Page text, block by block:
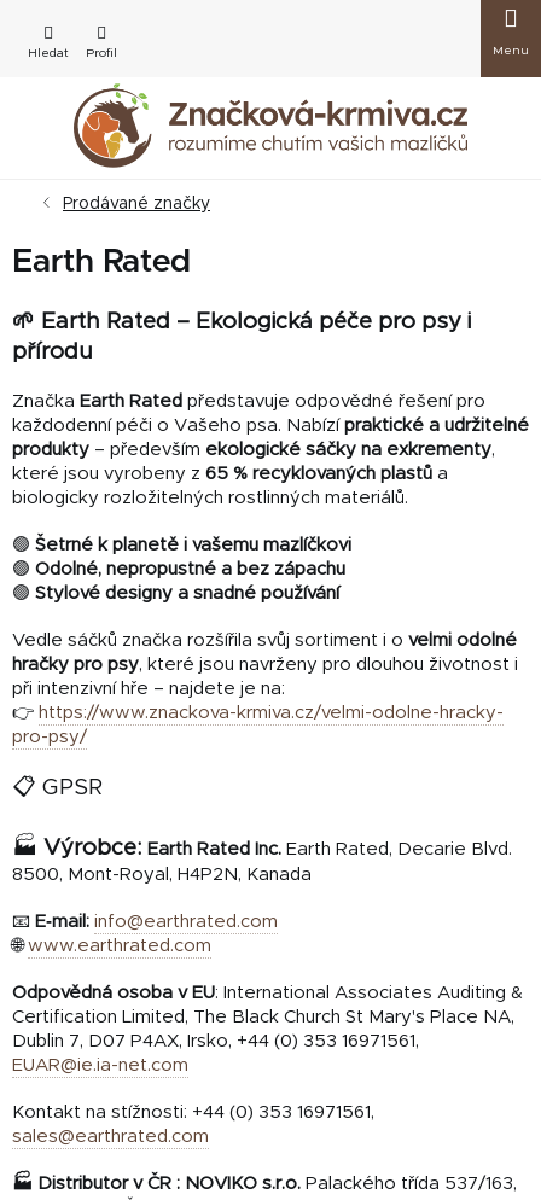
obsah
košík
Prodávané značky
Earth Rated
🌱 Earth Rated – Ekologická péče pro psy i
přírodu
Značka Earth Rated představuje odpovědné řešení pro
každodenní péči o Vašeho psa. Nabízí praktické a udržitelné
produkty – především ekologické sáčky na exkrementy,
které jsou vyrobeny z 65 % recyklovaných plastů a
biologicky rozložitelných rostlinných materiálů.
🟢 Šetrné k planetě i vašemu mazlíčkovi
🟢 Odolné, nepropustné a bez zápachu
🟢 Stylové designy a snadné používání
Vedle sáčků značka rozšířila svůj sortiment i o velmi odolné
hračky pro psy, které jsou navrženy pro dlouhou životnost i
při intenzivní hře – najdete je na:
👉 https://www.znackova-krmiva.cz/velmi-odolne-hracky-
pro-psy/
📋 GPSR
🏭 Výrobce: Earth Rated Inc. Earth Rated, Decarie Blvd.
8500, Mont-Royal, H4P2N, Kanada
📧 E‑mail: info@earthrated.com
🌐www.earthrated.com
Odpovědná osoba v EU: International Associates Auditing &
Certification Limited, The Black Church St Mary's Place NA,
Dublin 7, D07 P4AX, Irsko, +44 (0) 353 16971561,
EUAR@ie.ia-net.com
Kontakt na stížnosti: +44 (0) 353 16971561,
sales@earthrated.com
🏭 Distributor v ČR : NOVIKO s.r.o. Palackého třída 537/163,